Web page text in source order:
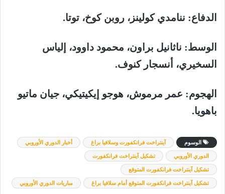
الدفاع: ننامدي كولينز، روبن كوخ، توتا.
الوسط: ناثانيل براون، محمود داوود، إلياس
السخيري، أنسجار كنوف.
الهجوم: عمر مرموش، هوجو إيكيتيكي، جيان ماتيو
باهويا.
الوسوم آينتراخت فرانكفورت وسلافيا براغ أخبار الدوري الأوروبي
الدوري الأوروبي تشكيل آينتراخت فرانكفورت
تشكيل آينتراخت فرانكفورت المتوقع
تشكيل آينتراخت فرانكفورت المتوقع أمام سلافيا براغ مباريات الدوري الأوروبي